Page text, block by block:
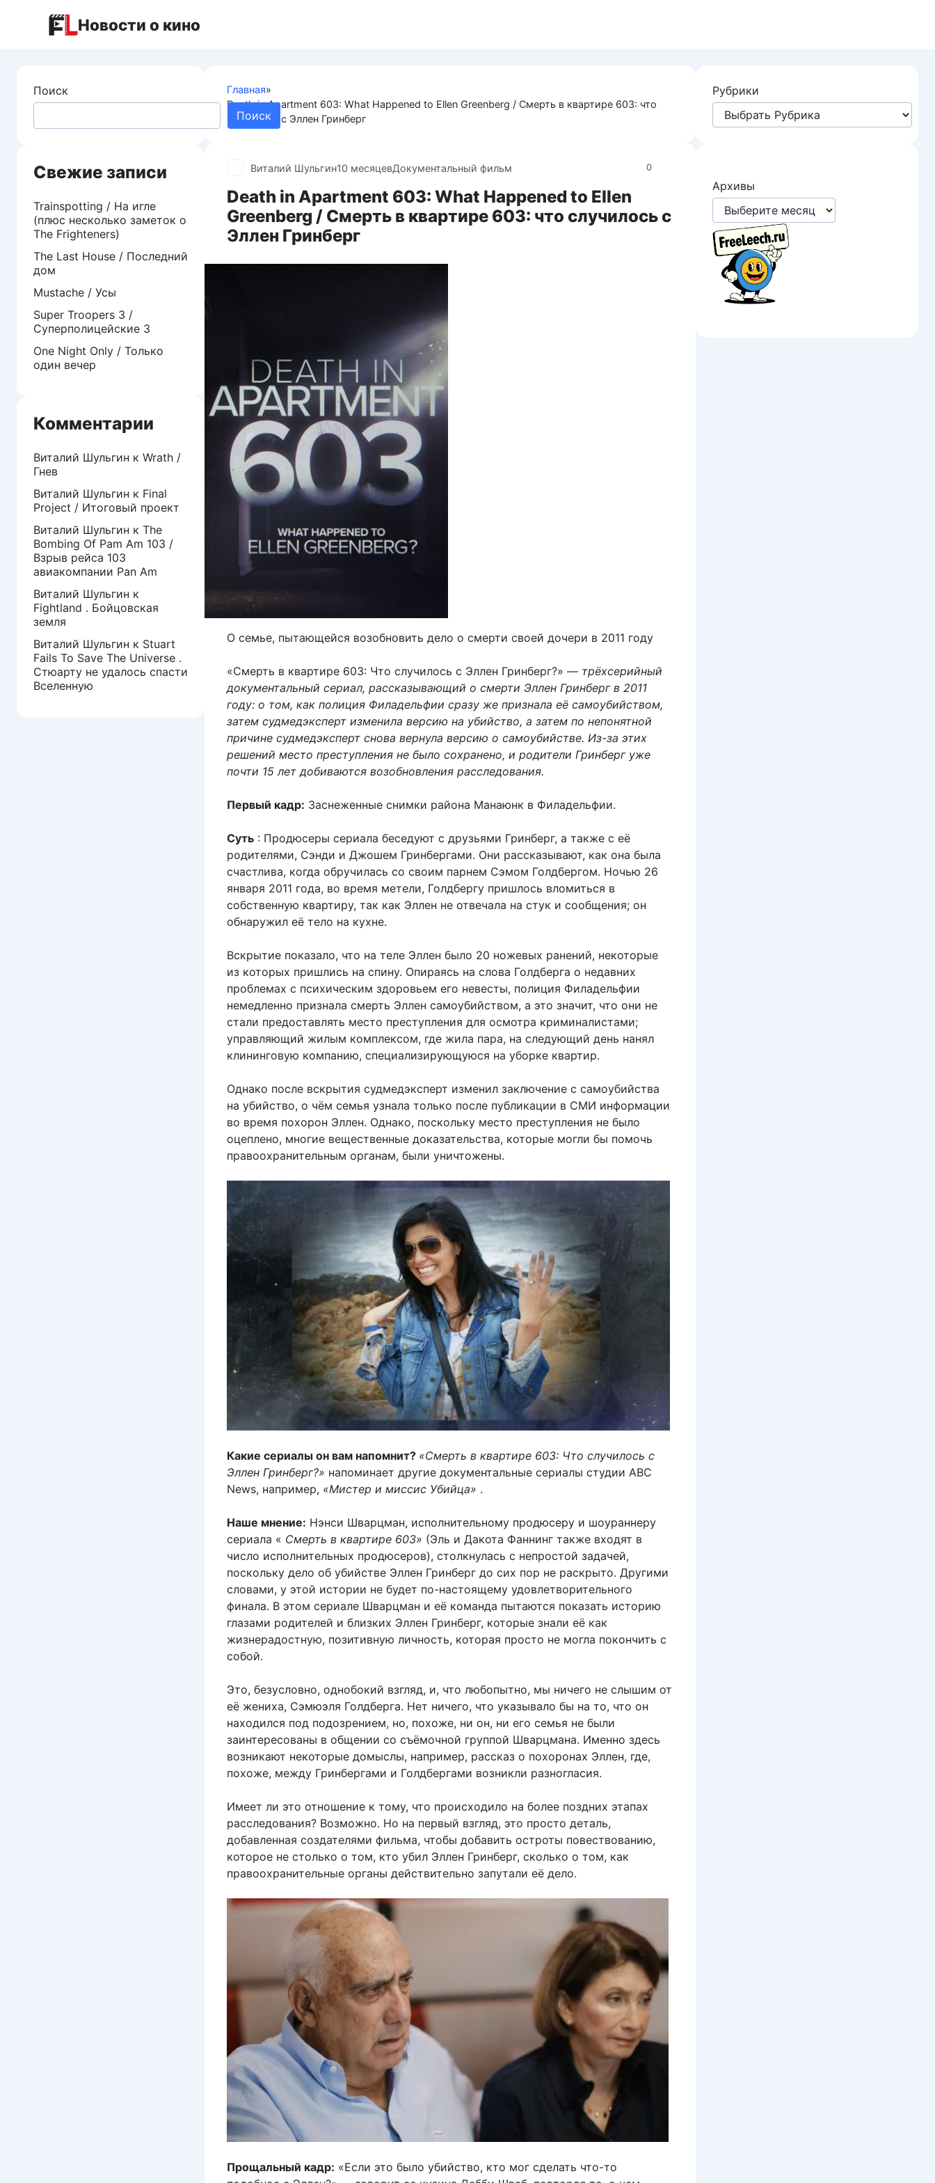
Новости о кино
Главная»
Death in Apartment 603: What Happened to Ellen Greenberg / Смерть в квартире 603: что
случилось с Эллен Гринберг
0
Виталий Шульгин10 месяцевДокументальный фильм
Death in Apartment 603: What Happened to Ellen
Greenberg / Смерть в квартире 603: что случилось с
Эллен Гринберг
О семье, пытающейся возобновить дело о смерти своей дочери в 2011 году
«Смерть в квартире 603: Что случилось с Эллен Гринберг?» — трёхсерийный
документальный сериал, рассказывающий о смерти Эллен Гринберг в 2011
году: о том, как полиция Филадельфии сразу же признала её самоубийством,
затем судмедэксперт изменила версию на убийство, а затем по непонятной
причине судмедэксперт снова вернула версию о самоубийстве. Из-за этих
решений место преступления не было сохранено, и родители Гринберг уже
почти 15 лет добиваются возобновления расследования.
Первый кадр: Заснеженные снимки района Манаюнк в Филадельфии.
Суть : Продюсеры сериала беседуют с друзьями Гринберг, а также с её
родителями, Сэнди и Джошем Гринбергами. Они рассказывают, как она была
счастлива, когда обручилась со своим парнем Сэмом Голдбергом. Ночью 26
января 2011 года, во время метели, Голдбергу пришлось вломиться в
собственную квартиру, так как Эллен не отвечала на стук и сообщения; он
обнаружил её тело на кухне.
Вскрытие показало, что на теле Эллен было 20 ножевых ранений, некоторые
из которых пришлись на спину. Опираясь на слова Голдберга о недавних
проблемах с психическим здоровьем его невесты, полиция Филадельфии
немедленно признала смерть Эллен самоубийством, а это значит, что они не
стали предоставлять место преступления для осмотра криминалистами;
управляющий жилым комплексом, где жила пара, на следующий день нанял
клининговую компанию, специализирующуюся на уборке квартир.
Однако после вскрытия судмедэксперт изменил заключение с самоубийства
на убийство, о чём семья узнала только после публикации в СМИ информации
во время похорон Эллен. Однако, поскольку место преступления не было
оцеплено, многие вещественные доказательства, которые могли бы помочь
правоохранительным органам, были уничтожены.
Какие сериалы он вам напомнит? «Смерть в квартире 603: Что случилось с
Эллен Гринберг?» напоминает другие документальные сериалы студии ABC
News, например, «Мистер и миссис Убийца» .
Наше мнение: Нэнси Шварцман, исполнительному продюсеру и шоураннеру
сериала « Смерть в квартире 603» (Эль и Дакота Фаннинг также входят в
число исполнительных продюсеров), столкнулась с непростой задачей,
поскольку дело об убийстве Эллен Гринберг до сих пор не раскрыто. Другими
словами, у этой истории не будет по-настоящему удовлетворительного
финала. В этом сериале Шварцман и её команда пытаются показать историю
глазами родителей и близких Эллен Гринберг, которые знали её как
жизнерадостную, позитивную личность, которая просто не могла покончить с
собой.
Это, безусловно, однобокий взгляд, и, что любопытно, мы ничего не слышим от
её жениха, Сэмюэля Голдберга. Нет ничего, что указывало бы на то, что он
находился под подозрением, но, похоже, ни он, ни его семья не были
заинтересованы в общении со съёмочной группой Шварцмана. Именно здесь
возникают некоторые домыслы, например, рассказ о похоронах Эллен, где,
похоже, между Гринбергами и Голдбергами возникли разногласия.
Имеет ли это отношение к тому, что происходило на более поздних этапах
расследования? Возможно. Но на первый взгляд, это просто деталь,
добавленная создателями фильма, чтобы добавить остроты повествованию,
которое не столько о том, кто убил Эллен Гринберг, сколько о том, как
правоохранительные органы действительно запутали её дело.
Прощальный кадр: «Если это было убийство, кто мог сделать что-то
Поиск
Поиск
Свежие записи
Trainspotting / На игле
(плюс несколько заметок о
The Frighteners)
The Last House / Последний
дом
Mustache / Усы
Super Troopers 3 /
Суперполицейские 3
One Night Only / Только
один вечер
Комментарии
Виталий Шульгин к Wrath /
Гнев
Виталий Шульгин к Final
Project / Итоговый проект
Виталий Шульгин к The
Bombing Of Pam Am 103 /
Взрыв рейса 103
авиакомпании Pan Am
Виталий Шульгин к
Fightland . Бойцовская
земля
Виталий Шульгин к Stuart
Fails To Save The Universe .
Стюарту не удалось спасти
Вселенную
Рубрики
Архивы